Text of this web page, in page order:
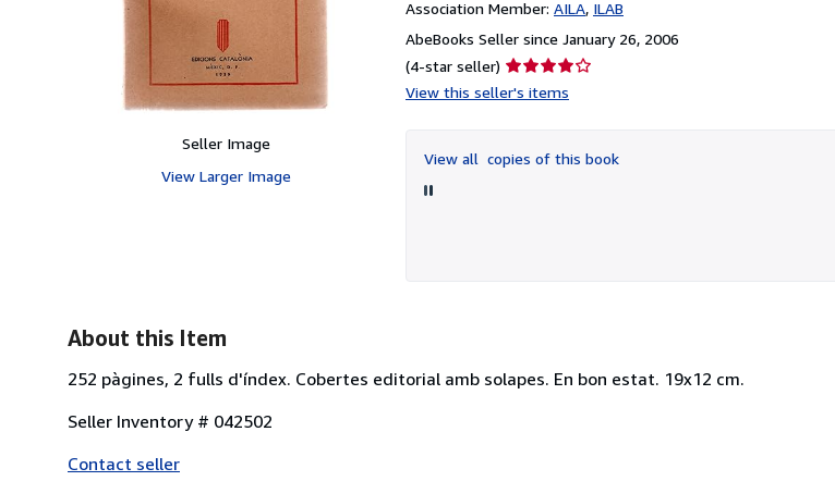
Seller Image
View Larger Image
Association Member: AILA ILAB
AbeBooks Seller since January 26, 2006
(4-star seller) Seller
rating
of
5
View this seller's items
View all copies of this book
About this Item
252 pàgines, 2 fulls d'índex. Cobertes editorial amb solapes. En bon estat. 19x12 cm.
Seller Inventory # 042502
Contact seller